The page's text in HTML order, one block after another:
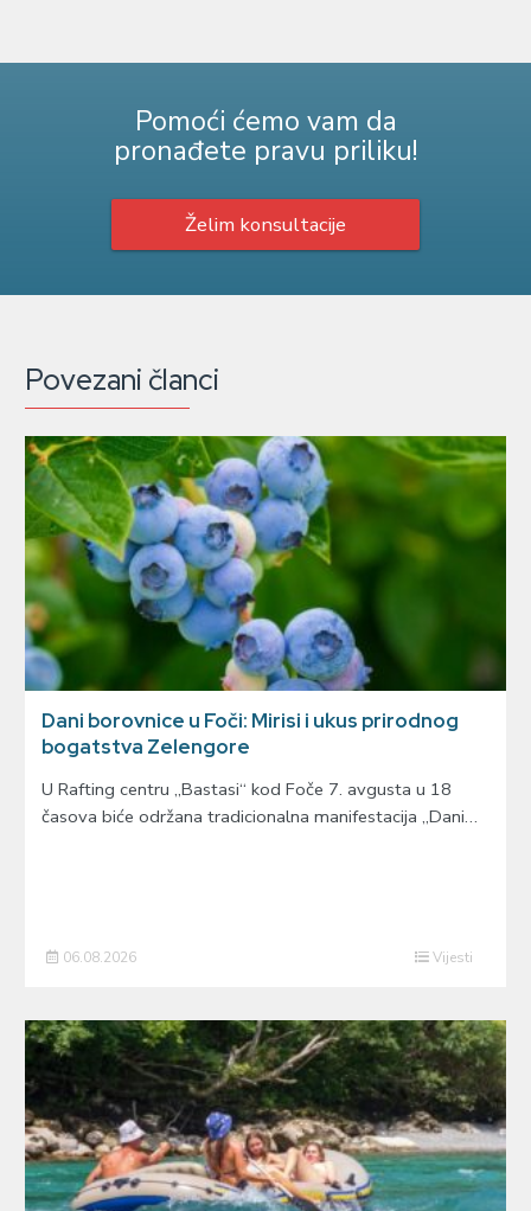
Pomoći ćemo vam da
pronađete pravu priliku!
Želim konsultacije
Povezani članci
Dani borovnice u Foči: Mirisi i ukus prirodnog
bogatstva Zelengore
U Rafting centru „Bastasi“ kod Foče 7. avgusta u 18
časova biće održana tradicionalna manifestacija „Dani…
06.08.2026 Vijesti